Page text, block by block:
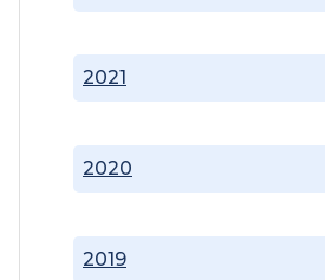
2019
2020
2021